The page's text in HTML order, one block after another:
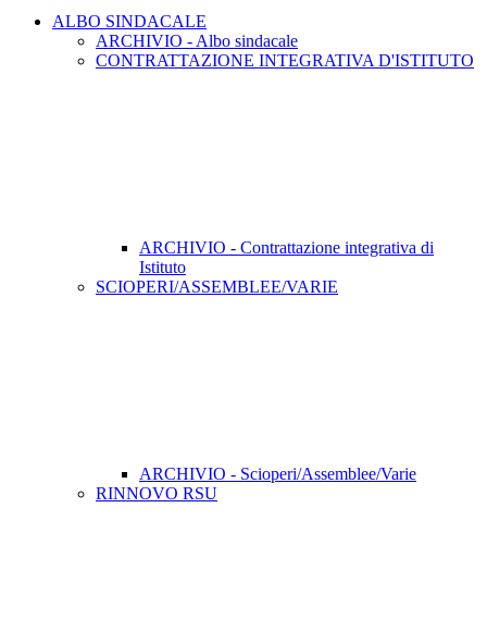
ALBO SINDACALE
ARCHIVIO - Albo sindacale
CONTRATTAZIONE INTEGRATIVA D'ISTITUTO
ARCHIVIO - Contrattazione integrativa di
Istituto
SCIOPERI/ASSEMBLEE/VARIE
ARCHIVIO - Scioperi/Assemblee/Varie
RINNOVO RSU